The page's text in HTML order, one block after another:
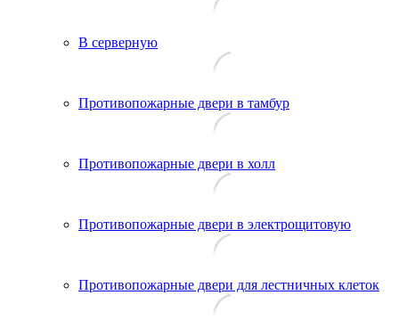
В серверную
Противопожарные двери в тамбур
Противопожарные двери в холл
Противопожарные двери в электрощитовую
Противопожарные двери для лестничных клеток